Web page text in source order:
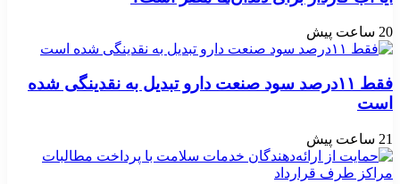
20 ساعت پیش
فقط ۱۱‌درصد سود صنعت دارو تبدیل به نقدینگی شده
است
21 ساعت پیش